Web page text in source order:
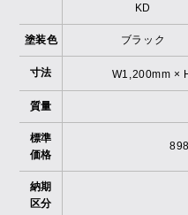
KD
塗装色 ブラック
寸法 W1,200mm ×
質量
標準
価格
納期
区分